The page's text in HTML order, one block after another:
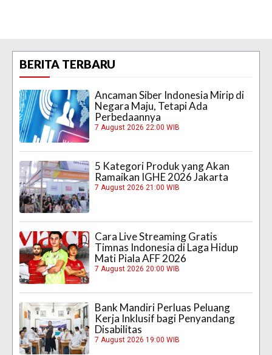
BERITA TERBARU
Ancaman Siber Indonesia Mirip di
Negara Maju, Tetapi Ada
Perbedaannya
7 August 2026 22:00 WIB
5 Kategori Produk yang Akan
Ramaikan IGHE 2026 Jakarta
7 August 2026 21:00 WIB
Cara Live Streaming Gratis
Timnas Indonesia di Laga Hidup
Mati Piala AFF 2026
7 August 2026 20:00 WIB
Bank Mandiri Perluas Peluang
Kerja Inklusif bagi Penyandang
Disabilitas
7 August 2026 19:00 WIB